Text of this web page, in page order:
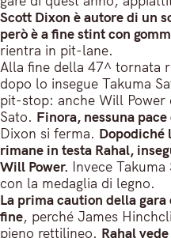
Scott Dixon è autore di un
però è a fine stint con
rientra in pit-lane.
Alla fine della 47^ tornata
dopo lo insegue Takuma
pit-stop: anche Will Power
Sato. Finora, nessuna pace
Dixon si ferma. Dopodiché
rimane in testa Rahal,
Will Power. Invece
con la medaglia di legno.
La prima caution della
fine, perché James
pieno rettilineo. Rahal